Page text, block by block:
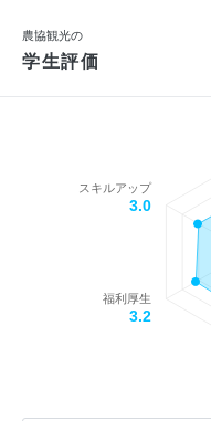
農協観光の
学生評価
福利厚生
3.2
スキルアップ
3.0